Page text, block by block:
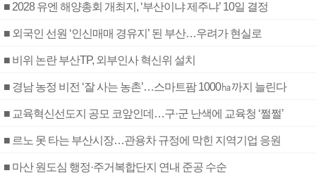
■ 2028 유엔 해양총회 개최지, ‘부산이냐 제주냐’ 10일 결정
■ 외국인 선원 ‘인신매매 경유지’ 된 부산…우려가 현실로
■ 비위 논란 부산TP, 외부인사 혁신위 설치
■ 경남 농정 비전 ‘잘 사는 농촌’…스마트팜 1000㏊까지 늘린다
■ 교육혁신선도지 공모 코앞인데…구·군 난색에 교육청 ‘쩔쩔’
■ 르노 못 타는 부산시장…관용차 규정에 막힌 지역기업 응원
■ 마산 원도심 행정·주거복합단지 연내 준공 수순